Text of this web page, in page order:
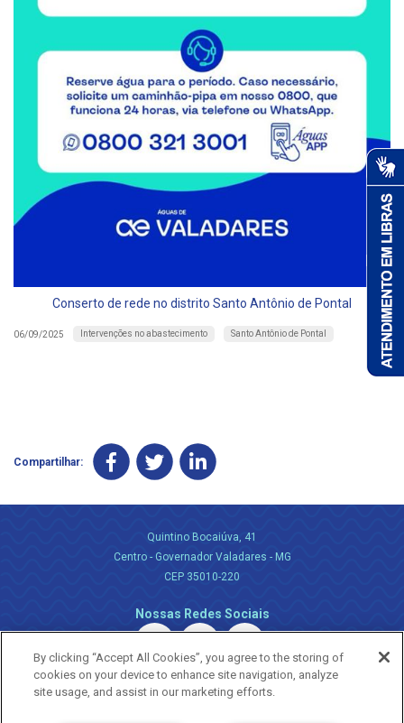
Conserto de rede no distrito Santo Antônio de Pontal
06/09/2025 Intervenções no abastecimento Santo Antônio de Pontal
Compartilhar:
Quintino Bocaiúva, 41
Centro - Governador Valadares - MG
CEP 35010-220
Nossas Redes Sociais
By clicking “Accept All Cookies”, you agree to the storing of
cookies on your device to enhance site navigation, analyze
site usage, and assist in our marketing efforts.